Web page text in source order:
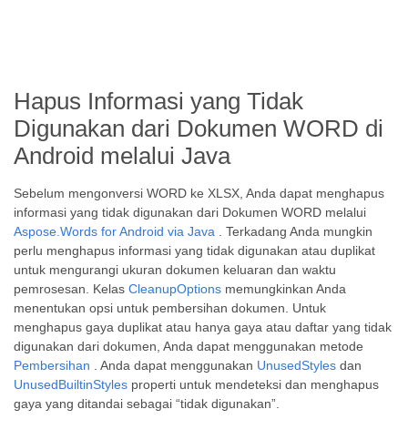
Hapus Informasi yang Tidak
Digunakan dari Dokumen WORD di
Android melalui Java
Sebelum mengonversi WORD ke XLSX, Anda dapat menghapus
informasi yang tidak digunakan dari Dokumen WORD melalui
Aspose.Words for Android via Java . Terkadang Anda mungkin
perlu menghapus informasi yang tidak digunakan atau duplikat
untuk mengurangi ukuran dokumen keluaran dan waktu
pemrosesan. Kelas CleanupOptions memungkinkan Anda
menentukan opsi untuk pembersihan dokumen. Untuk
menghapus gaya duplikat atau hanya gaya atau daftar yang tidak
digunakan dari dokumen, Anda dapat menggunakan metode
Pembersihan . Anda dapat menggunakan UnusedStyles dan
UnusedBuiltinStyles properti untuk mendeteksi dan menghapus
gaya yang ditandai sebagai “tidak digunakan”.